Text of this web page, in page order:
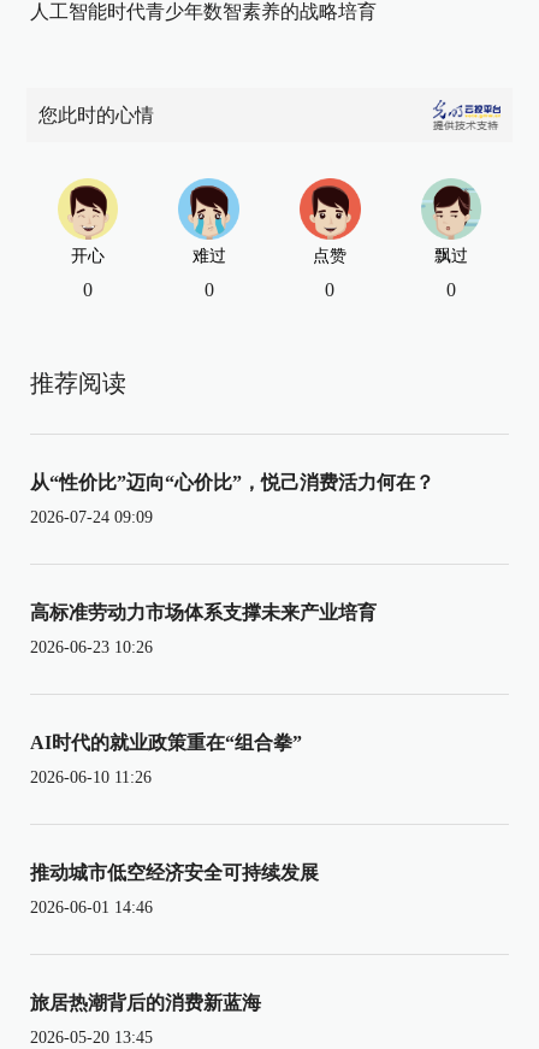
人工智能时代青少年数智素养的战略培育
您此时的心情
开心
0
难过
0
点赞
0
飘过
0
推荐阅读
从“性价比”迈向“心价比”，悦己消费活力何在？
2026-07-24 09:09
高标准劳动力市场体系支撑未来产业培育
2026-06-23 10:26
AI时代的就业政策重在“组合拳”
2026-06-10 11:26
推动城市低空经济安全可持续发展
2026-06-01 14:46
旅居热潮背后的消费新蓝海
2026-05-20 13:45